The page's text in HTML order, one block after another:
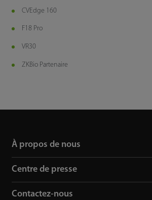
CVEdge 160
F18 Pro
VR30
ZKBio Partenaire
À propos de nous
Centre de presse
Contactez-nous